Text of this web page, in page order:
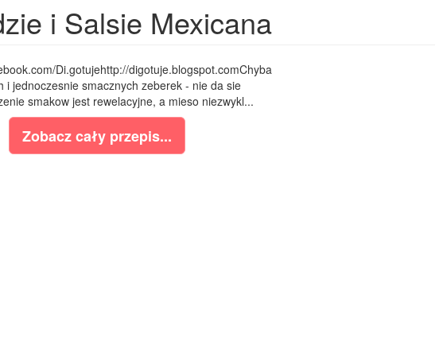
i Salsie Mexicana
Di.gotujehttp://digotuje.blogspot.comChyba
i jednoczesnie smacznych zeberek - nie da sie
smakow jest rewelacyjne, a mieso niezwykl...
Zobacz cały przepis...